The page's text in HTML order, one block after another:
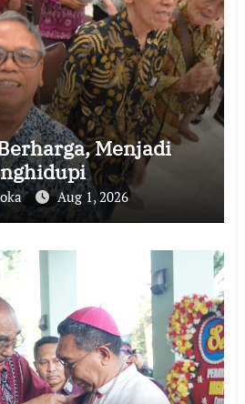
Menjadi
Aug 1, 2026